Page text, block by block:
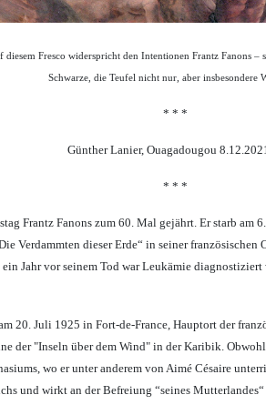
Fresco widerspricht den Intentionen Frantz Fanons –
Schwarze, die Teufel nicht nur, aber insbesondere
* * *
Günther Lanier, Ouagadougou
* * *
Frantz Fanons zum 60. Mal gejährt. Er starb am
Verdammten dieser Erde“ in seiner französischen
ein Jahr vor seinem Tod war Leukämie
20. Juli 1925 in Fort-de-France, Hauptort der
der "Inseln über dem Wind" in der Karibik.
wo er unter anderem von Aimé Césaire
und wirkt an der Befreiung “seines